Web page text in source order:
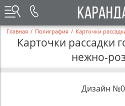
Главная / Полиграфия / Карточки
Карточки рассадки
нежно-
Дизайн